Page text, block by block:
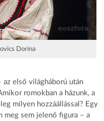
Dorina
az első világháború után
romokban a házunk, a
milyen hozzáállással? Egy
meg sem jelenő figura – a